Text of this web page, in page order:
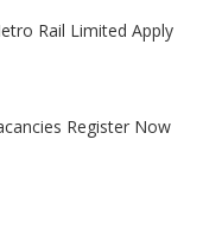
Rail Limited Apply
Register Now